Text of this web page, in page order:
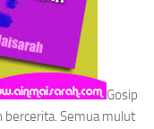
Gosip
bercerita. Semua mulut